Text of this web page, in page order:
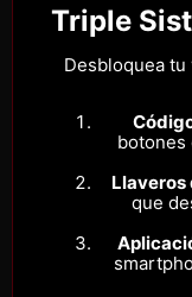
Triple
Desbloquea
botones
Llaveros
que